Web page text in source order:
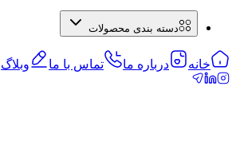
دسته بندی محصولات
خانه درباره ما تماس با ما وبلاگ